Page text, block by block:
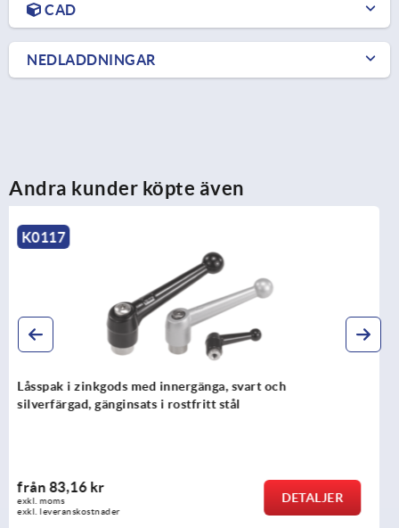
CAD
NEDLADDNINGAR
Andra kunder köpte även
K0123
Låsspak i zinkgods med yttergänga och skyddslock,
sidenmatt renorange, gänginsats i rostfritt stål
från117,23 kr
exkl. moms
exkl. leveranskostnader
DETALJER